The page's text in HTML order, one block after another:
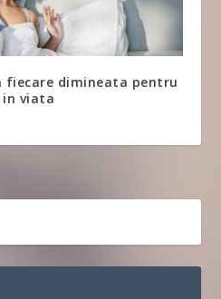
fiecare dimineata pentru
viata